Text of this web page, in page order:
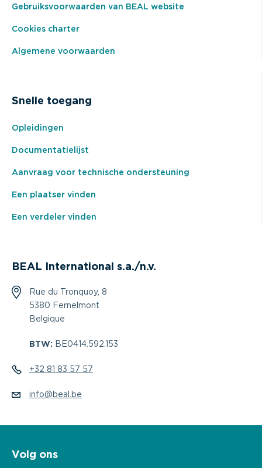
Gebruiksvoorwaarden van BEAL website
Cookies charter
Algemene voorwaarden
Snelle toegang
Opleidingen
Documentatielijst
Aanvraag voor technische ondersteuning
Een plaatser vinden
Een verdeler vinden
BEAL International s.a./n.v.
Rue du Tronquoy, 8
5380 Fernelmont
Belgique
BTW: BE0414.592.153
+32 81 83 57 57
info@beal.be
Volg ons